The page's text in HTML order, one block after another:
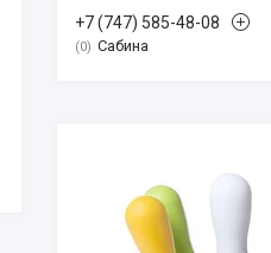
+7 (747) 585-48-08
0 Сабина